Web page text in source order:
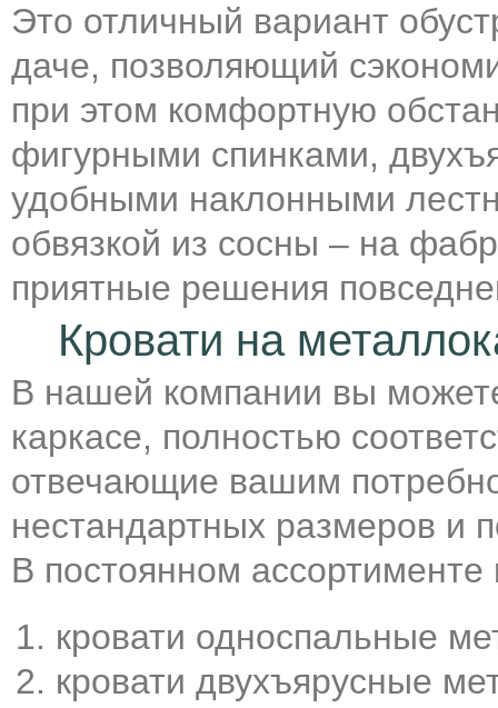
Это отличный вариант
даче, позволяющий
при этом комфортную
фигурными спинками,
удобными наклонными
обвязкой из сосны – на
приятные решения
Кровати на
В нашей компании вы
каркасе, полностью
отвечающие вашим
нестандартных размеров и
В постоянном
кровати односпальные
кровати двухъярусные